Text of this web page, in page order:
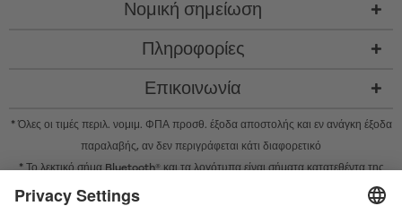
Νομική σημείωση
Πληροφορίες
Επικοινωνία
* Όλες οι τιμές περιλ. νομιμ. ΦΠΑ προσθ. έξοδα αποστολής και εν ανάγκη έξοδα
παραλαβής, αν δεν περιγράφεται κάτι διαφορετικό
* Το λεκτικό σήμα Bluetooth® και τα λογότυπα είναι σήματα κατατεθέντα της
Bluetooth SIG, Inc. και η χρήση τέτοιων σημάτων από την Satisfyer GmbH